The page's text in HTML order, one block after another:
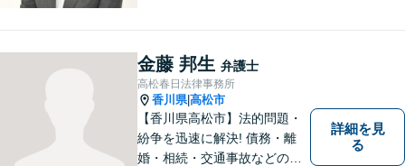
頂ける事件解決を目指して参
ります。【当日／夜間／休日
対応可】お気軽にご相談くだ
さい。
金藤 邦生 弁護士
高松春日法律事務所
香川県|高松市
【香川県高松市】法的問題・
紛争を迅速に解決! 債務・離
婚・相続・交通事故などの問
詳細を見
る